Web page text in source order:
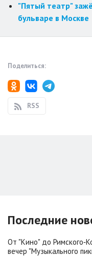
"Пятый театр"
бульваре в Москве
Поделиться:
RSS
Последние
От "Кино" до
вечер "Музыкального